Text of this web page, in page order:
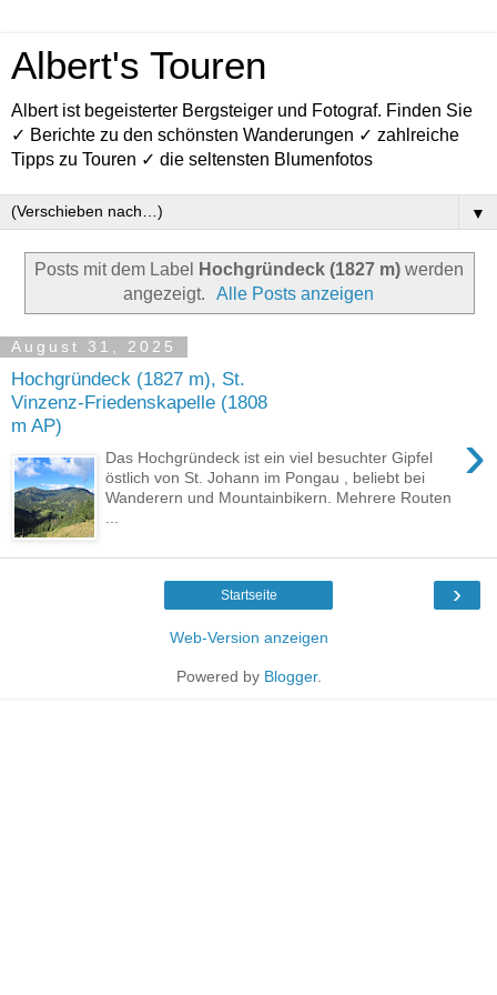
Albert's Touren
Albert ist begeisterter Bergsteiger und Fotograf. Finden Sie
✓ Berichte zu den schönsten Wanderungen ✓ zahlreiche
Tipps zu Touren ✓ die seltensten Blumenfotos
▼
Posts mit dem Label Hochgründeck (1827 m)werden
angezeigt.
Alle Posts anzeigen
August 31, 2025
Hochgründeck (1827 m), St.
Vinzenz-Friedenskapelle (1808
m AP)
›
Das Hochgründeck ist ein viel besuchter Gipfel
östlich von St. Johann im Pongau , beliebt bei
Wanderern und Mountainbikern. Mehrere Routen
›
Startseite
Web-Version anzeigen
Powered by Blogger.